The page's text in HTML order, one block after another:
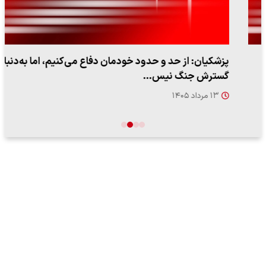
پزشکیان: از حد و حدود خودمان دفاع می‌کنیم، اما به‌دنبال
گسترش جنگ نیس…